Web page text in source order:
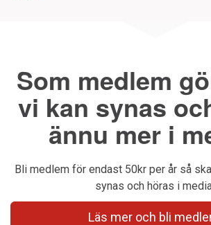
Som medlem
vi kan synas
ännu mer i
Bli medlem för endast 50kr per år så
synas och höras i
Läs mer och bli